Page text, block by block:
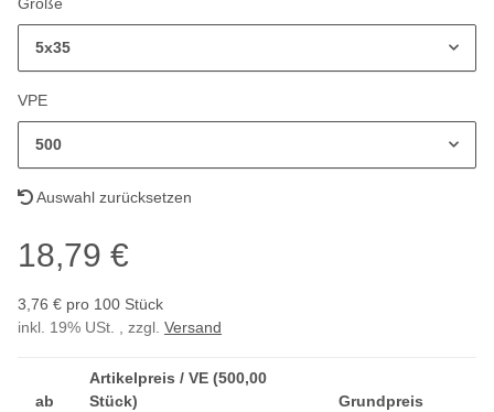
5x35
VPE
500
Auswahl zurücksetzen
18,79 €
3,76 € pro 100 Stück
inkl. 19% USt. , zzgl. Versand
ab
Artikelpreis / VE (500,00
Stück)
Grundpreis